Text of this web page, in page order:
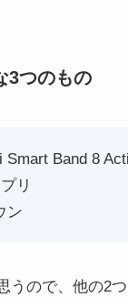
3つのもの
Band 8
リ
ン
うので、他の2